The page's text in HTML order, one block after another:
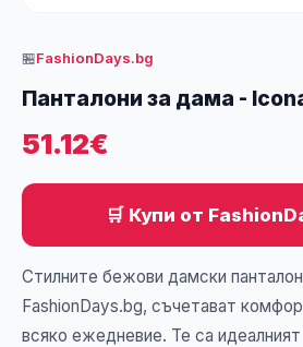
🏪FashionDays.bg
Панталони за дама -
51.12€
🛒 Купи от
Стилните бежови дамски
FashionDays.bg, съчетават
всяко ежедневие. Те са